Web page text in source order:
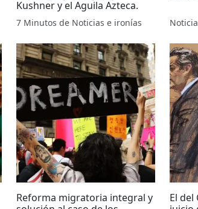
Kushner y el Aguila Azteca.
7 Minutos de Noticias e ironías
Reforma migratoria integral y
El del